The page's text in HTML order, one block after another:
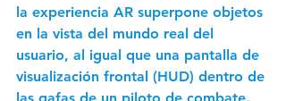
la experiencia AR superpone objetos
en la vista del mundo real del
usuario, al igual que una pantalla de
visualización frontal (HUD) dentro de